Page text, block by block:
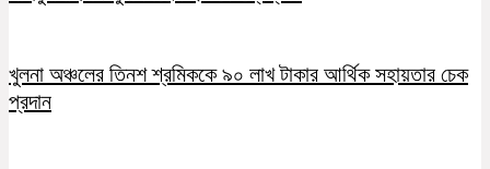
খুলনা অঞ্চলের তিনশ শ্রমিককে ৯০ লাখ টাকার আর্থিক সহায়তার চেক
প্রদান